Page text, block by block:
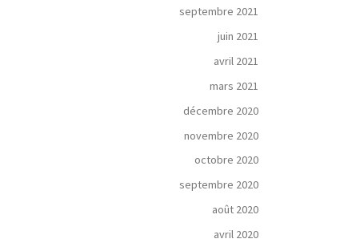
septembre 2021
juin 2021
avril 2021
mars 2021
décembre 2020
novembre 2020
octobre 2020
septembre 2020
août 2020
avril 2020